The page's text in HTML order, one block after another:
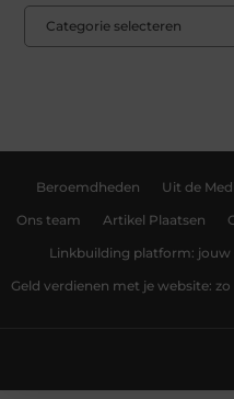
Beroemdheden Uit de
Ons team Artikel Plaatsen
Linkbuilding platform: jouw
Geld verdienen met je website: